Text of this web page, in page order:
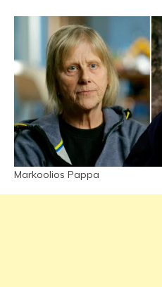
Markoolios Pappa